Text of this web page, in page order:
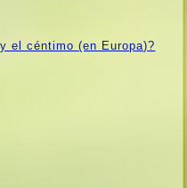
el céntimo (en Europa)?